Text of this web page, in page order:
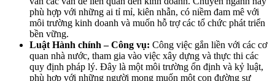
phù hợp với những ai tỉ mỉ, kiên nhẫn, có niềm đam mê với
môi trường kinh doanh và muốn hỗ trợ các tổ chức phát triển
bền vững.
Luật Hành chính – Công vụ: Công việc gắn liền với các cơ
quan nhà nước, tham gia vào việc xây dựng và thực thi các
quy định pháp lý. Đây là một môi trường ổn định và kỷ luật,
phù hợp với những người mong muốn một con đường sự